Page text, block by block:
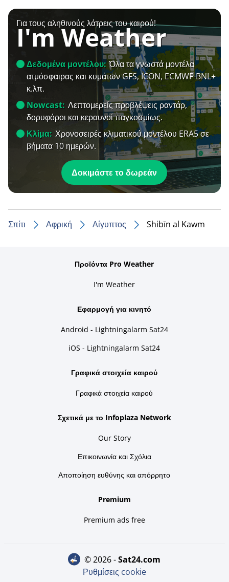
Για τους αληθινούς λάτρεις του καιρού!
I'm Weather
Δεδομένα μοντέλου: Όλα τα γνωστά μοντέλα
ατμόσφαιρας και κυμάτων GFS, ICON, ECMWF-BNL+
κ.λπ.
Nowcast: Λεπτομερείς προβλέψεις ραντάρ,
δορυφόροι και κεραυνοί παγκοσμίως.
Κλίμα: Χρονοσειρές κλιματικού μοντέλου ERA5 σε
βήματα 10 ημερών.
Δοκιμάστε το δωρεάν
Σπίτι Αφρική Αίγυπτος Shibīn al Kawm
Προϊόντα Pro Weather
I'm Weather
Εφαρμογή για κινητό
Android - Lightningalarm Sat24
iOS - Lightningalarm Sat24
Γραφικά στοιχεία καιρού
Γραφικά στοιχεία καιρού
Σχετικά με το Infoplaza Network
Our Story
Επικοινωνία και Σχόλια
Αποποίηση ευθύνης και απόρρητο
Premium
Premium ads free
© 2026 - sat24.com
Ρυθμίσεις cookie